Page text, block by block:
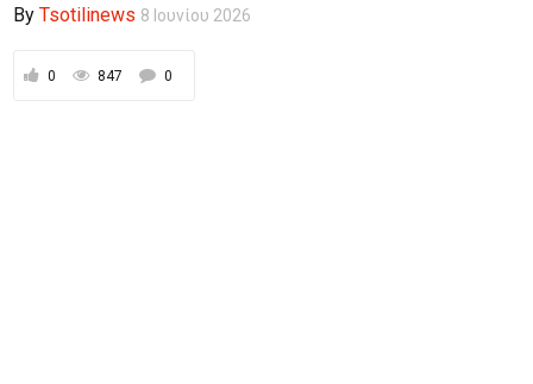
By Tsotilinews 8 Ιουνίου 2026
0 847 0